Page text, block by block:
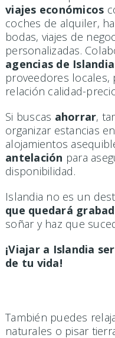
viajes económicos
coches de alquiler,
bodas, viajes de
personalizadas.
agencias de
proveedores locales,
relación calidad-
Si buscas ahorrar,
organizar estancias en
alojamientos
antelación para
disponibilidad.
Islandia no es un
que quedará
soñar y haz que
¡Viajar a Islandia
de tu vida!
También puedes
naturales o pisar